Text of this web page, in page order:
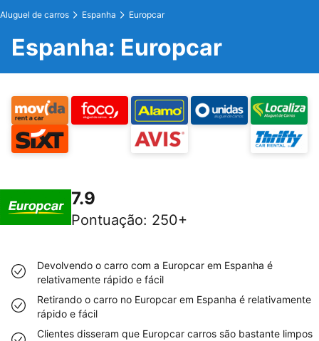
Aluguel de carros Espanha Europcar
Espanha: Europcar
7.9
Pontuação: 250+
Devolvendo o carro com a Europcar em Espanha é
relativamente rápido e fácil
Retirando o carro no Europcar em Espanha é relativamente
rápido e fácil
Clientes disseram que Europcar carros são bastante limpos